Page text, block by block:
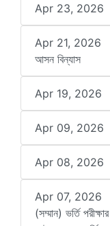
Apr 23, 2026
Apr 21, 2026
আসন বিন্যাস
Apr 19, 2026
Apr 09, 2026
Apr 08, 2026
Apr 07, 2026
(সম্মান) ভর্তি